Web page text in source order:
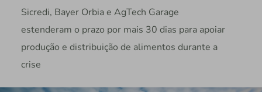
Sicredi, Bayer Orbia e AgTech Garage
estenderam o prazo por mais 30 dias para apoiar
produção e distribuição de alimentos durante a
crise